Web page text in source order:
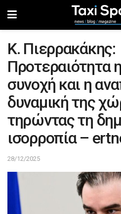
Κ. Πιερρακάκης:
Προτεραιότητα
συνοχή και η
δυναμική της
τηρώντας τη
ισορροπία –
28/12/2025